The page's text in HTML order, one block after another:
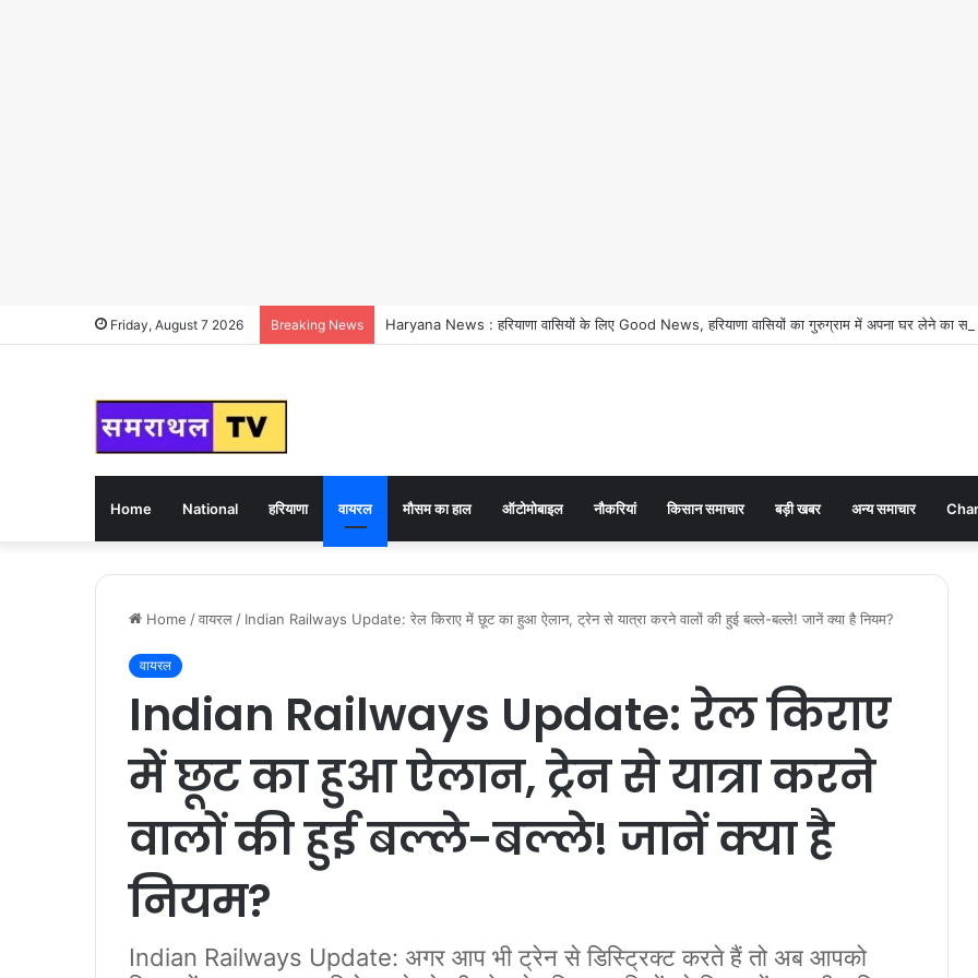
Friday, August 7 2026 Breaking News Haryana News : हरियाणा वासियों के लिए Good News, हरियाणा वासियों का गुरुग्राम में अपना घर लेने का सपना
Home National हरियाणा वायरल मौसम का हाल ऑटोमोबाइल नौकरियां किसान समाचार बड़ी खबर अन्य समाचार
Home /वायरल / Indian Railways Update: रेल किराए में छूट का हुआ ऐलान, ट्रेन से यात्रा करने वालों की हुई बल्ले-बल्ले! जानें क्या है नियम?
वायरल
Indian Railways Update: रेल किराए
में छूट का हुआ ऐलान, ट्रेन से यात्रा करने
वालों की हुई बल्ले-बल्ले! जानें क्या है
नियम?
Indian Railways Update: अगर आप भी ट्रेन से डिस्ट्रिक्ट करते हैं तो अब आपको